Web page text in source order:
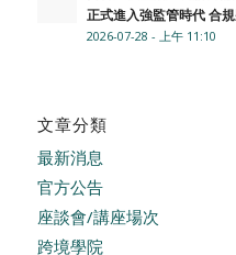
正式進入強監管時代 合
2026-07-28 - 上午 11:10
文章分類
最新消息
官方公告
座談會/講座場次
跨境學院